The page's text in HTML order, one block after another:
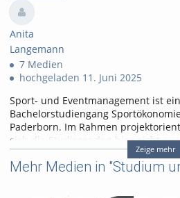
Anita
Langemann
7 Medien
hochgeladen 11. Juni 2025
Sport- und Eventmanagement ist
Bachelorstudiengang
Paderborn. Im Rahmen
sich die Studierenden hier nicht nur
sondern lernen auch, dieses
anzuwenden. Dazu wurde das
Zeige mehr
Mehr Medien in "Studium